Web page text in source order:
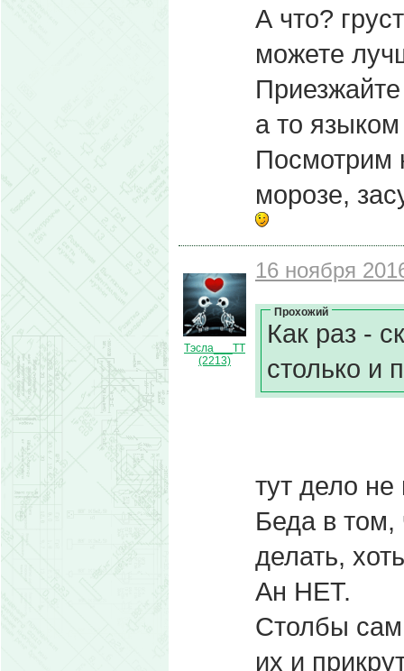
А что?
можете
а то
Посмотрим
морозе,
Тэсла___ТТ
(2213)
16 ноября
Прохожий
Как раз -
столько и
тут дело не
Беда в том,
делать,
Ан НЕТ.
Столбы
их и